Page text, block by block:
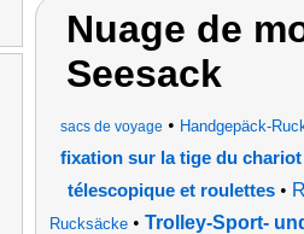
Nuage de
Seesack
sacs de voyage • Handgepäck-
fixation sur la tige du chariot
télescopique et roulettes •
Rucksäcke • Trolley-Sport-